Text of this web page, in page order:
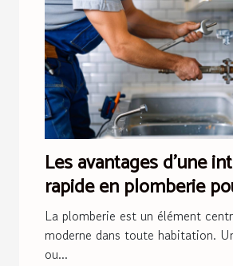
Les avantages d'une
rapide en plomberie
préserver votre
La plomberie est un élément
moderne dans toute habitation.
ou...